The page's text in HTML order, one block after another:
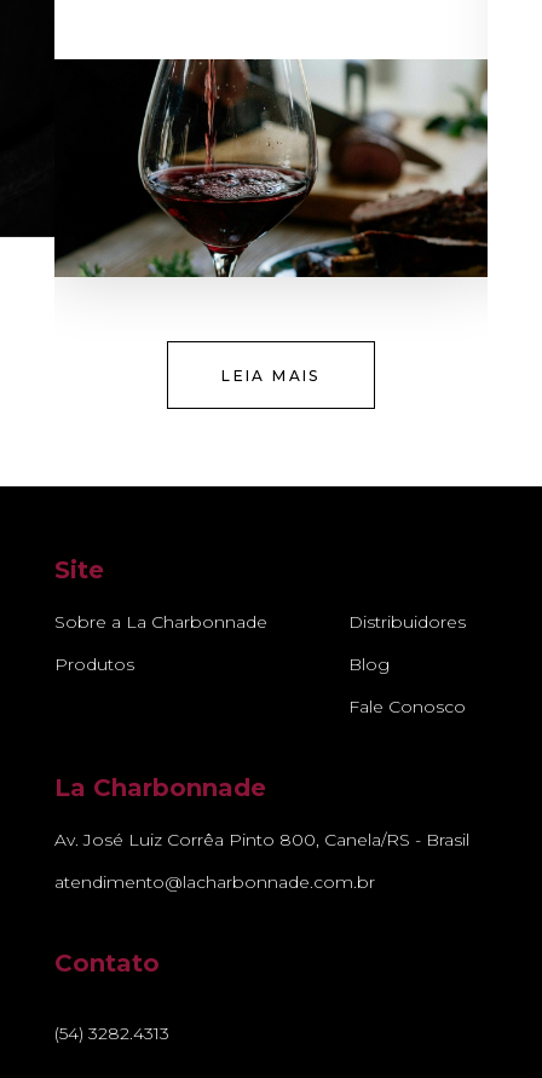
LEIA MAIS
Site
Sobre a La Charbonnade
Produtos
Distribuidores
Blog
Fale Conosco
La Charbonnade
Av. José Luiz Corrêa Pinto 800, Canela/RS - Brasil
atendimento@lacharbonnade.com.br
Contato
(54) 3282.4313